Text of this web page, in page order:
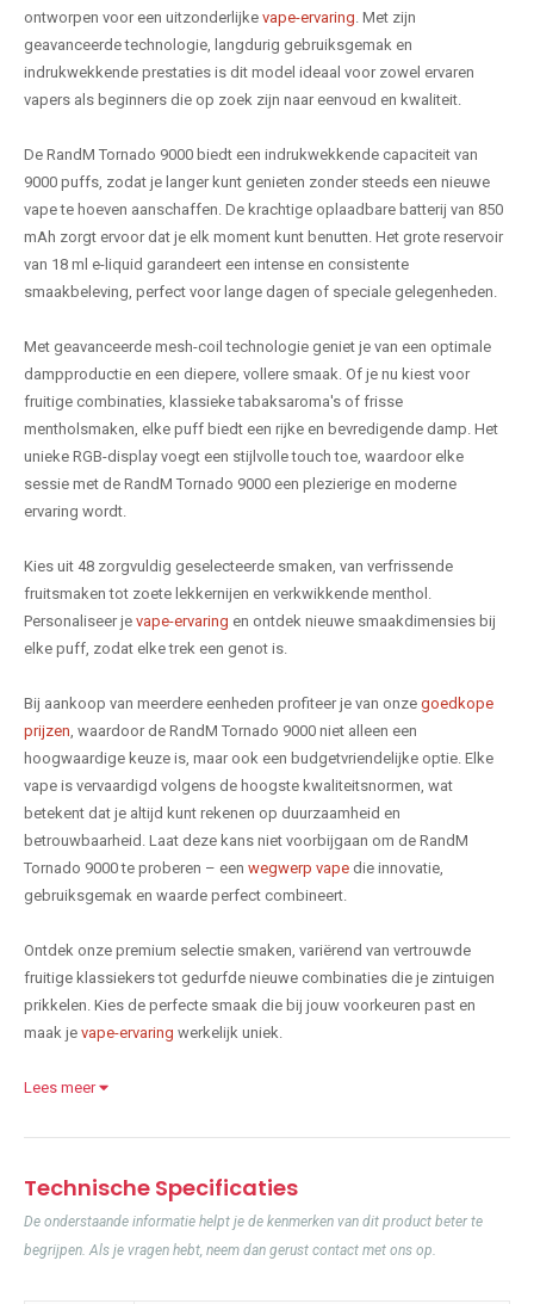
ontworpen voor een uitzonderlijke vape-ervaring . Met zijn
geavanceerde technologie, langdurig gebruiksgemak en
indrukwekkende prestaties is dit model ideaal voor zowel ervaren
vapers als beginners die op zoek zijn naar eenvoud en kwaliteit.
De RandM Tornado 9000 biedt een indrukwekkende capaciteit van
9000 puffs, zodat je langer kunt genieten zonder steeds een nieuwe
vape te hoeven aanschaffen. De krachtige oplaadbare batterij van 850
mAh zorgt ervoor dat je elk moment kunt benutten. Het grote reservoir
van 18 ml e-liquid garandeert een intense en consistente
smaakbeleving, perfect voor lange dagen of speciale gelegenheden.
Met geavanceerde mesh-coil technologie geniet je van een optimale
dampproductie en een diepere, vollere smaak. Of je nu kiest voor
fruitige combinaties, klassieke tabaksaroma's of frisse
mentholsmaken, elke puff biedt een rijke en bevredigende damp. Het
unieke RGB-display voegt een stijlvolle touch toe, waardoor elke
sessie met de RandM Tornado 9000 een plezierige en moderne
ervaring wordt.
Kies uit 48 zorgvuldig geselecteerde smaken, van verfrissende
fruitsmaken tot zoete lekkernijen en verkwikkende menthol.
Personaliseer je vape-ervaring en ontdek nieuwe smaakdimensies bij
elke puff, zodat elke trek een genot is.
Bij aankoop van meerdere eenheden profiteer je van onze goedkope
prijzen , waardoor de RandM Tornado 9000 niet alleen een
hoogwaardige keuze is, maar ook een budgetvriendelijke optie. Elke
vape is vervaardigd volgens de hoogste kwaliteitsnormen, wat
betekent dat je altijd kunt rekenen op duurzaamheid en
betrouwbaarheid. Laat deze kans niet voorbijgaan om de RandM
Tornado 9000 te proberen – een wegwerp vape die innovatie,
gebruiksgemak en waarde perfect combineert.
Ontdek onze premium selectie smaken, variërend van vertrouwde
fruitige klassiekers tot gedurfde nieuwe combinaties die je zintuigen
prikkelen. Kies de perfecte smaak die bij jouw voorkeuren past en
maak je vape-ervaring werkelijk uniek.
Lees meer
Technische Specificaties
De onderstaande informatie helpt je de kenmerken van dit product beter te
begrijpen. Als je vragen hebt, neem dan gerust contact met ons op.